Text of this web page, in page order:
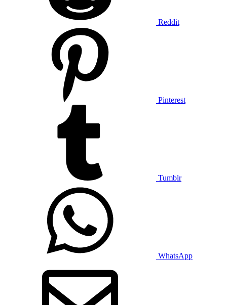
Reddit
Pinterest
Tumblr
WhatsApp